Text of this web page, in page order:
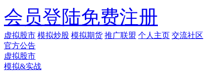
会员登陆免费注册
虚拟股市 模拟炒股 模拟期货 推广联盟 个人主页 交流社区
官方公告
虚拟股市
模拟&实战